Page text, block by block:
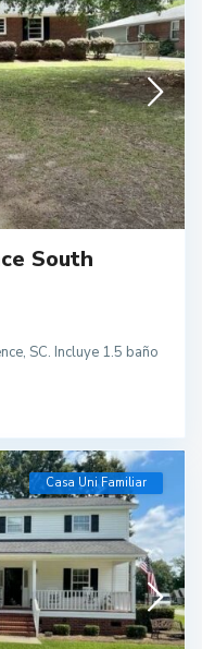
South
SC. Incluye 1.5 baño
Casa Uni Familiar